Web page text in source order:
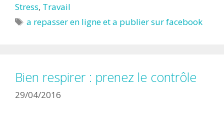
Stress, Travail
Étiquettes
a repasser en ligne et a publier sur facebook
Bien respirer : prenez le contrôle
29/04/2016